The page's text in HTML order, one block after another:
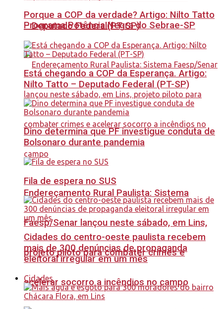
Programa Potência Negra do Sebrae-SP
Endereçamento Rural Paulista: Sistema
Faesp/Senar lançou neste sábado, em Lins,
projeto piloto para combater crimes e
acelerar socorro a incêndios no campo
Porque a COP da verdade? Artigo: Nilto Tatto
– Deputado Federal(PT-SP)
Está chegando a COP da Esperança. Artigo:
Nilto Tatto – Deputado Federal (PT-SP)
Dino determina que PF investigue conduta de
Bolsonaro durante pandemia
Fila de espera no SUS
Cidades do centro-oeste paulista recebem
mais de 300 denúncias de propaganda
eleitoral irregular em um mês
Cidades